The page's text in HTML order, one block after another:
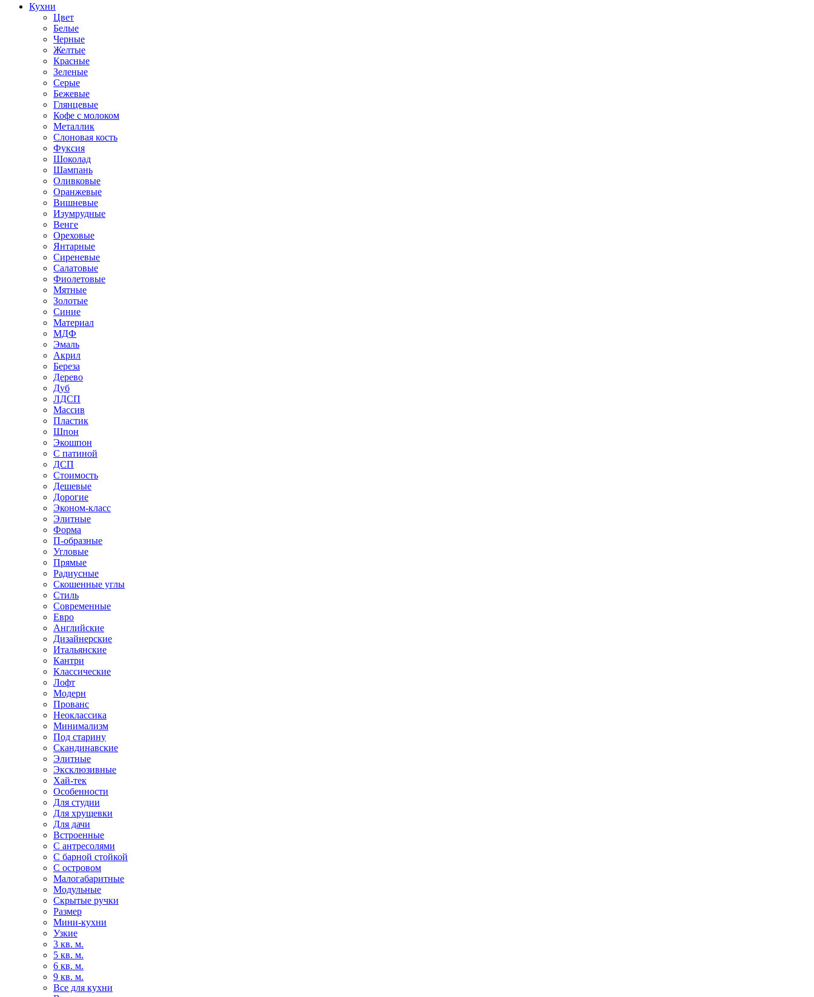
Кухни
Цвет
Белые
Черные
Желтые
Красные
Зеленые
Серые
Бежевые
Глянцевые
Кофе с молоком
Металлик
Слоновая кость
Фуксия
Шоколад
Шампань
Оливковые
Оранжевые
Вишневые
Изумрудные
Венге
Ореховые
Янтарные
Сиреневые
Салатовые
Фиолетовые
Мятные
Золотые
Синие
Материал
МДФ
Эмаль
Акрил
Береза
Дерево
Дуб
ЛДСП
Массив
Пластик
Шпон
Экошпон
С патиной
ДСП
Стоимость
Дешевые
Дорогие
Эконом-класс
Элитные
Форма
П-образные
Угловые
Прямые
Радиусные
Скошенные углы
Стиль
Современные
Евро
Английские
Дизайнерские
Итальянские
Кантри
Классические
Лофт
Модерн
Прованс
Неоклассика
Минимализм
Под старину
Скандинавские
Элитные
Эксклюзивные
Хай-тек
Особенности
Для студии
Для хрущевки
Для дачи
Встроенные
С антресолями
С барной стойкой
С островом
Малогабаритные
Модульные
Скрытые ручки
Размер
Мини-кухни
Узкие
3 кв. м.
5 кв. м.
6 кв. м.
9 кв. м.
Все для кухни